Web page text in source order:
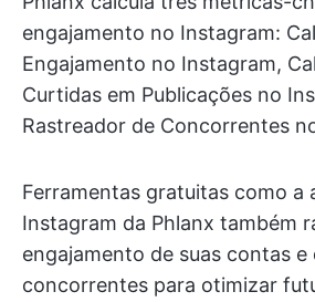
engajamento no Instagram:
Engajamento no Instagram,
Curtidas em Publicações no
Rastreador de Concorrentes
Ferramentas gratuitas como a
Instagram da Phlanx também
engajamento de suas contas e
concorrentes para otimizar